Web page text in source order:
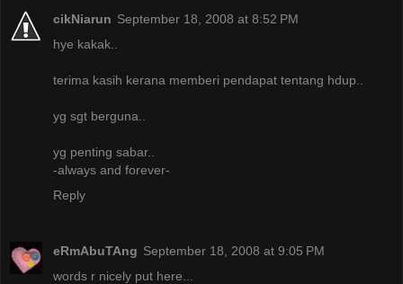
cikNiarun September 18, 2008 at 8:52 PM
hye kakak..
terima kasih kerana memberi pendapat tentang hdup..
yg sgt berguna..
yg penting sabar..
-always and forever-
Reply
eRmAbuTAng September 18, 2008 at 9:05 PM
words r nicely put here...